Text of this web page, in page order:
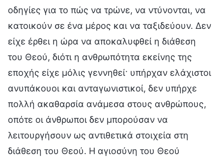
οδηγίες για το πώς να τρώνε, να ντύνονται, να
κατοικούν σε ένα μέρος και να ταξιδεύουν. Δεν
είχε έρθει η ώρα να αποκαλυφθεί η διάθεση
του Θεού, διότι η ανθρωπότητα εκείνης της
εποχής είχε μόλις γεννηθεί· υπήρχαν ελάχιστοι
ανυπάκουοι και ανταγωνιστικοί, δεν υπήρχε
πολλή ακαθαρσία ανάμεσα στους ανθρώπους,
οπότε οι άνθρωποι δεν μπορούσαν να
λειτουργήσουν ως αντιθετικά στοιχεία στη
διάθεση του Θεού. Η αγιοσύνη του Θεού